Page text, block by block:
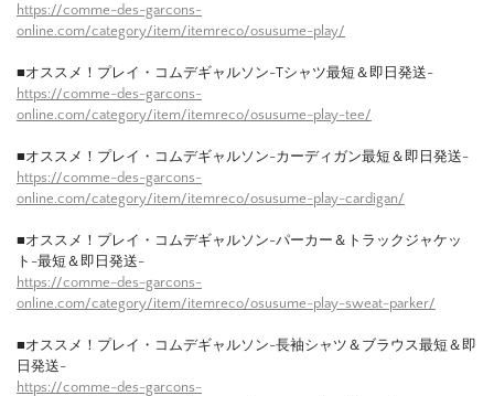
https://comme-des-garcons-
online.com/category/item/itemreco/osusume-play/
■オススメ！プレイ・コムデギャルソン-Tシャツ最短＆即日発送-
https://comme-des-garcons-
online.com/category/item/itemreco/osusume-play-tee/
■オススメ！プレイ・コムデギャルソン-カーディガン最短＆即日発送-
https://comme-des-garcons-
online.com/category/item/itemreco/osusume-play-cardigan/
■オススメ！プレイ・コムデギャルソン-パーカー＆トラックジャケッ
ト-最短＆即日発送-
https://comme-des-garcons-
online.com/category/item/itemreco/osusume-play-sweat-parker/
■オススメ！プレイ・コムデギャルソン-長袖シャツ＆ブラウス最短＆即
日発送-
https://comme-des-garcons-